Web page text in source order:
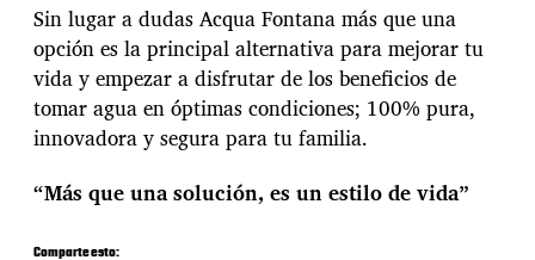
Sin lugar a dudas Acqua Fontana más que una
opción es la principal alternativa para mejorar tu
vida y empezar a disfrutar de los beneficios de
tomar agua en óptimas condiciones; 100% pura,
innovadora y segura para tu familia.
“Más que una solución, es un estilo de vida”
Comparte esto: